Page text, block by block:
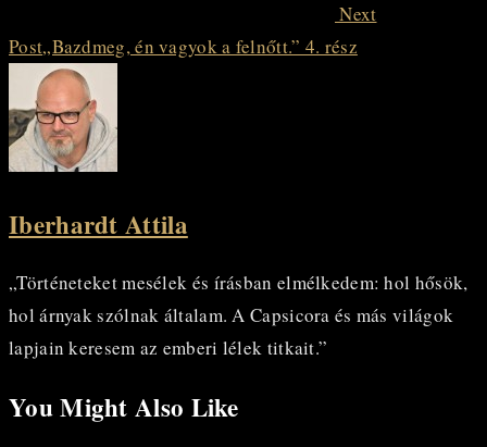
Next
Post„Bazdmeg, én vagyok a felnőtt.” 4. rész
Iberhardt Attila
„Történeteket mesélek és írásban elmélkedem: hol hősök,
hol árnyak szólnak általam. A Capsicora és más világok
lapjain keresem az emberi lélek titkait.”
You Might Also Like